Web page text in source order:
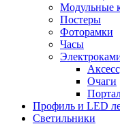
Модульные
Постеры
Фоторамки
Часы
Очаги
Профиль и LED
Светильники